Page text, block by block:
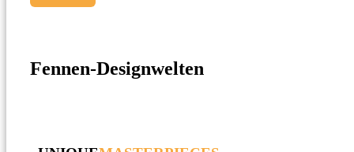
Fennen-Designwelten